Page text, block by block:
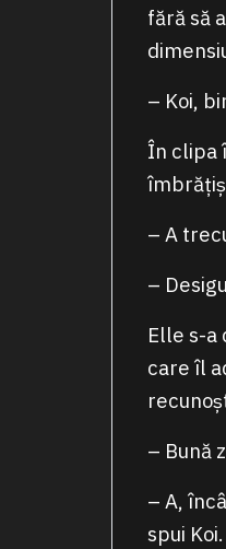
fără să
– Koi,
În clipa
– A
–
Elle s-a
care îl
– Bună
– A,
spui Koi.